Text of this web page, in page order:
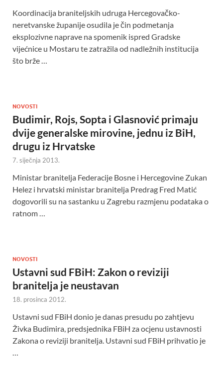
Koordinacija braniteljskih udruga Hercegovačko-
neretvanske županije osudila je čin podmetanja
eksplozivne naprave na spomenik ispred Gradske
vijećnice u Mostaru te zatražila od nadležnih institucija
što brže …
NOVOSTI
Budimir, Rojs, Sopta i Glasnović primaju
dvije generalske mirovine, jednu iz BiH,
drugu iz Hrvatske
7. siječnja 2013.
Ministar branitelja Federacije Bosne i Hercegovine Zukan
Helez i hrvatski ministar branitelja Predrag Fred Matić
dogovorili su na sastanku u Zagrebu razmjenu podataka o
ratnom …
NOVOSTI
Ustavni sud FBiH: Zakon o reviziji
branitelja je neustavan
18. prosinca 2012.
Ustavni sud FBiH donio je danas presudu po zahtjevu
Živka Budimira, predsjednika FBiH za ocjenu ustavnosti
Zakona o reviziji branitelja. Ustavni sud FBiH prihvatio je